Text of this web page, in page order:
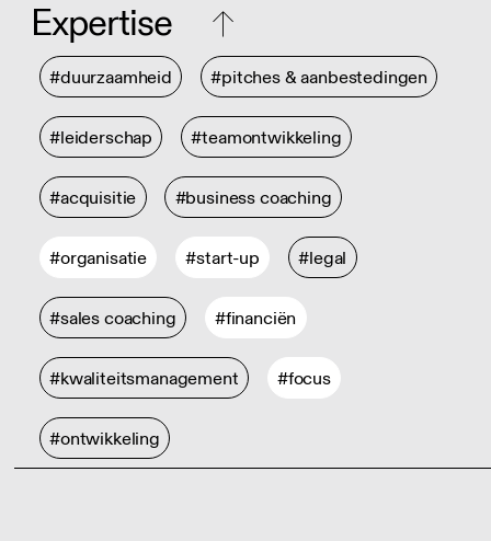
Expertise
#duurzaamheid #pitches & aanbestedingen
#leiderschap #teamontwikkeling
#acquisitie #business coaching
#organisatie #start-up #legal
#sales coaching #financiën
#kwaliteitsmanagement #focus
#ontwikkeling